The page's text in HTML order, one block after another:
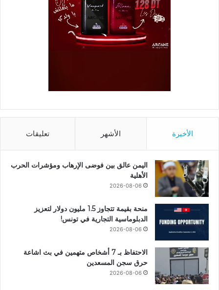
الأخيرة الأشهر تعليقات
اليمن عالق بين فوضى الإرهاب ومؤشرات الحرب
الأهلية
2026-08-06
منحة بقيمة تتجاوز 1.5 مليون دولار لتعزيز
الدبلوماسية التجارية في تونس!
2026-08-06
الاحتفاظ بـ 7 أشخاص متهمين في بث اشاعة
حرق سجن المسعدين
2026-08-06